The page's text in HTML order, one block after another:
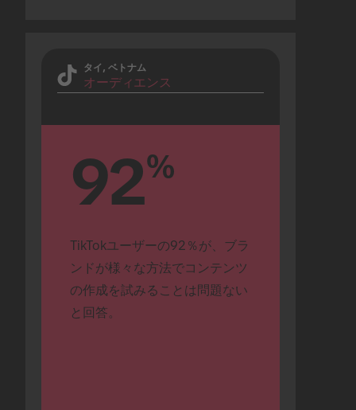
タイ, ベトナム
オーディエンス
92%
TikTokユーザーの92％が、ブラ
ンドが様々な方法でコンテンツ
の作成を試みることは問題ない
と回答。